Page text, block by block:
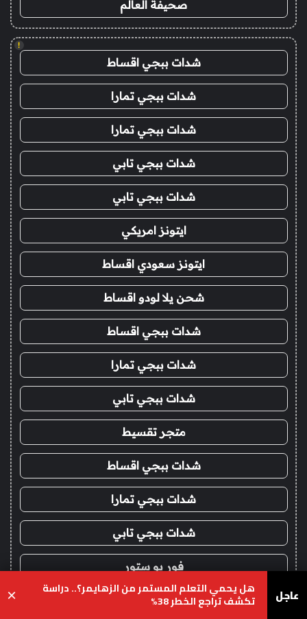
صحيفة العالم
!
شدات ببجي اقساط
شدات ببجي تمارا
شدات ببجي تمارا
شدات ببجي تابي
شدات ببجي تابي
ايتونز امريكي
ايتونز سعودي اقساط
شحن يلا لودو اقساط
شدات ببجي اقساط
شدات ببجي تمارا
شدات ببجي تابي
متجر تقسيط
شدات ببجي اقساط
شدات ببجي تمارا
شدات ببجي تابي
فور يو ستور
متجر 4u
عاجل هل يحمي التعلم المستمر من الزهايمر؟.. دراسة
تكشف تراجع الخطر 38% ×